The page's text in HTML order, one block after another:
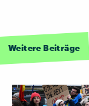
Weitere Beiträge